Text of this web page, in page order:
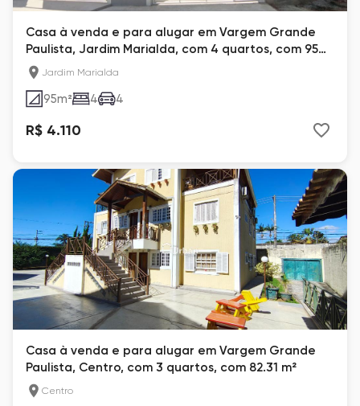
Casa à venda e para alugar em Vargem Grande
Paulista, Jardim Marialda, com 4 quartos, com 95
m² Jardim Marialda
95m² 4 4
R$ 4.110
Casa à venda e para alugar em Vargem Grande
Paulista, Centro, com 3 quartos, com 82.31 m²
Centro